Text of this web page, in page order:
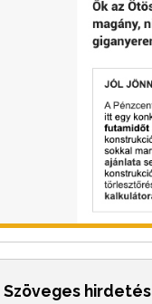
hirdetés